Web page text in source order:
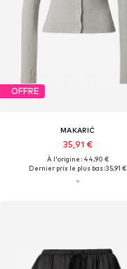
OFFRE
MAKARIĆ
35,91 €
À l'origine : 44,90 €
Dernier prix le plus bas :35,91 €